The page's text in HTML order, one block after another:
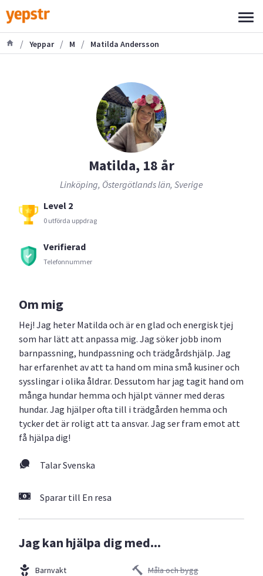
/ Yeppar / M / Matilda Andersson
Matilda, 18 år
Linköping, Östergötlands län, Sverige
Level 2
0 utförda uppdrag
Verifierad
Telefonnummer
Om mig
Hej! Jag heter Matilda och är en glad och energisk tjej
som har lätt att anpassa mig. Jag söker jobb inom
barnpassning, hundpassning och trädgårdshjälp. Jag
har erfarenhet av att ta hand om mina små kusiner och
sysslingar i olika åldrar. Dessutom har jag tagit hand om
många hundar hemma och hjälpt vänner med deras
hundar. Jag hjälper ofta till i trädgården hemma och
tycker det är roligt att ta ansvar. Jag ser fram emot att
få hjälpa dig!
Talar Svenska
Sparar till En resa
Jag kan hjälpa dig med...
Barnvakt
Måla och bygg